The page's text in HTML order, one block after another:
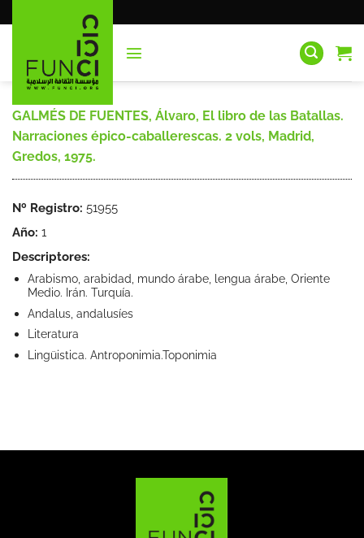
al
GALMÉS DE FUENTES, Álvaro, El libro de las Batallas.
Narraciones épico-caballerescas. 2 vols, Madrid,
Gredos, 1975.
Nº Registro: 51955
Año: 1
Descriptores:
Arabismo, arabidad, mundo árabe, lengua árabe, Oriente
Medio. Irán. Turquía.
Andalus, andalusíes
Literatura
Lingüistica. Antroponimia.Toponimia